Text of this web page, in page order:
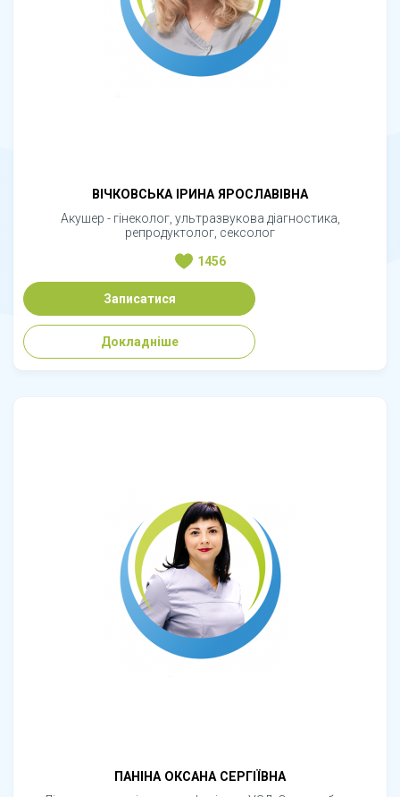
ВІЧКОВСЬКА ІРИНА ЯРОСЛАВІВНА
Акушер - гінеколог, ультразвукова діагностика,
репродуктолог, сексолог
1456
Записатися
Докладніше
ПАНІНА ОКСАНА СЕРГІЇВНА